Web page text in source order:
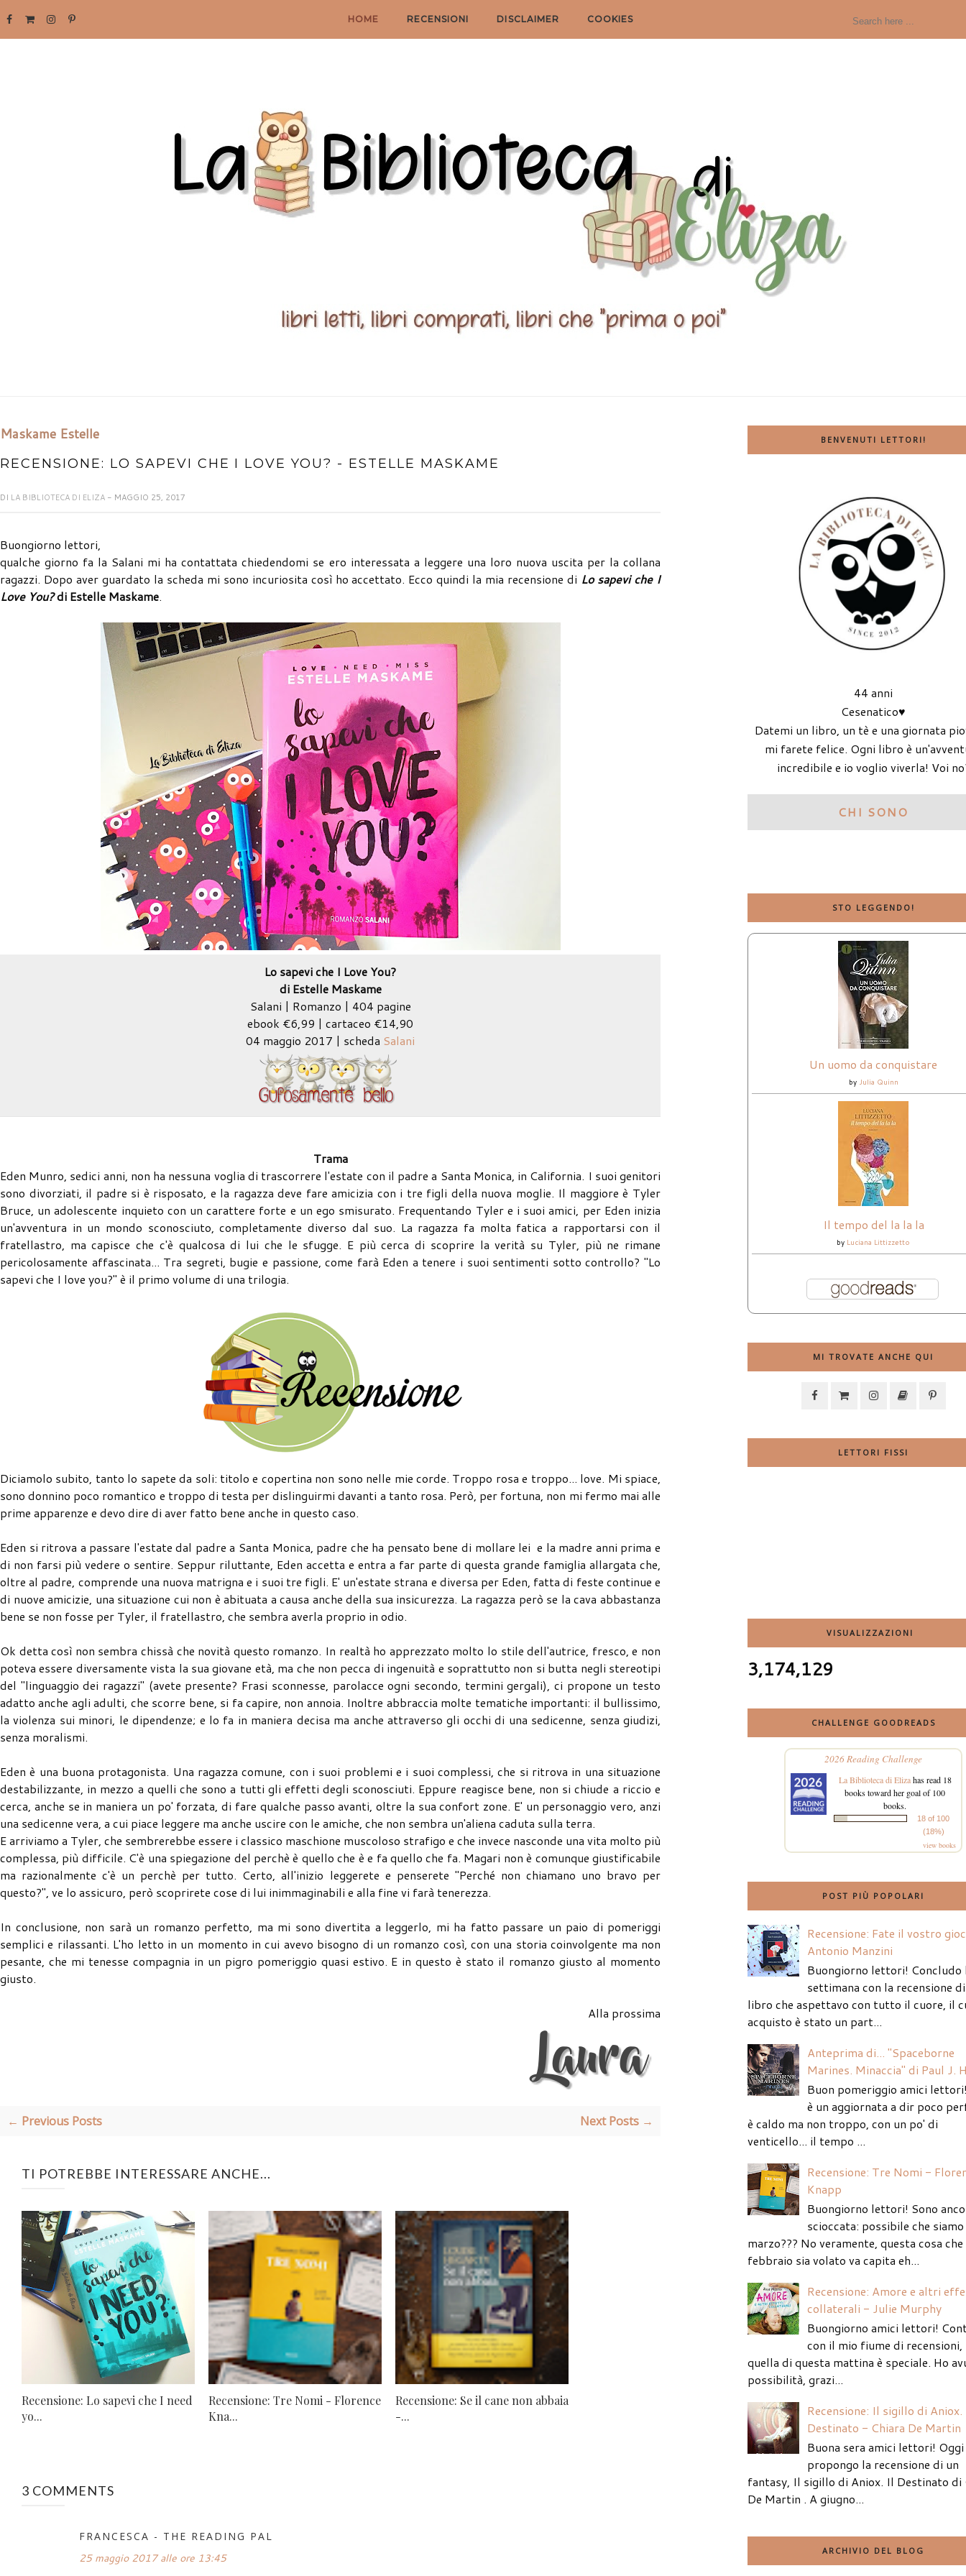
HOME RECENSIONI DISCLAIMER COOKIES
Maskame Estelle
RECENSIONE: LO SAPEVI CHE I LOVE YOU? - ESTELLE MASKAME
DI LA BIBLIOTECA DI ELIZA - MAGGIO 25, 2017
Buongiorno lettori,
qualche giorno fa la Salani mi ha contattata chiedendomi se ero interessata a leggere una loro nuova uscita per la collana
ragazzi. Dopo aver guardato la scheda mi sono incuriosita così ho accettato. Ecco quindi la mia recensione di Lo sapevi che I
Love You?di Estelle Maskame.
Lo sapevi che I Love You?
di Estelle Maskame
Salani | Romanzo | 404 pagine
ebook €6,99 | cartaceo €14,90
04 maggio 2017 | scheda Salani
Trama
Eden Munro, sedici anni, non ha nessuna voglia di trascorrere l'estate con il padre a Santa Monica, in California. I suoi genitori
sono divorziati, il padre si è risposato, e la ragazza deve fare amicizia con i tre figli della nuova moglie. Il maggiore è Tyler
Bruce, un adolescente inquieto con un carattere forte e un ego smisurato. Frequentando Tyler e i suoi amici, per Eden inizia
un'avventura in un mondo sconosciuto, completamente diverso dal suo. La ragazza fa molta fatica a rapportarsi con il
fratellastro, ma capisce che c'è qualcosa di lui che le sfugge. E più cerca di scoprire la verità su Tyler, più ne rimane
pericolosamente affascinata... Tra segreti, bugie e passione, come farà Eden a tenere i suoi sentimenti sotto controllo? "Lo
sapevi che I love you?" è il primo volume di una trilogia.
Diciamolo subito, tanto lo sapete da soli: titolo e copertina non sono nelle mie corde. Troppo rosa e troppo... love. Mi spiace,
sono donnino poco romantico e troppo di testa per dislinguirmi davanti a tanto rosa. Però, per fortuna, non mi fermo mai alle
prime apparenze e devo dire di aver fatto bene anche in questo caso.
Eden si ritrova a passare l'estate dal padre a Santa Monica, padre che ha pensato bene di mollare lei e la madre anni prima e
di non farsi più vedere o sentire. Seppur riluttante, Eden accetta e entra a far parte di questa grande famiglia allargata che,
oltre al padre, comprende una nuova matrigna e i suoi tre figli. E' un'estate strana e diversa per Eden, fatta di feste continue e
di nuove amicizie, una situazione cui non è abituata a causa anche della sua insicurezza. La ragazza però se la cava abbastanza
bene se non fosse per Tyler, il fratellastro, che sembra averla proprio in odio.
Ok detta così non sembra chissà che novità questo romanzo. In realtà ho apprezzato molto lo stile dell'autrice, fresco, e non
poteva essere diversamente vista la sua giovane età, ma che non pecca di ingenuità e soprattutto non si butta negli stereotipi
del "linguaggio dei ragazzi" (avete presente? Frasi sconnesse, parolacce ogni secondo, termini gergali), ci propone un testo
adatto anche agli adulti, che scorre bene, si fa capire, non annoia. Inoltre abbraccia molte tematiche importanti: il bullissimo,
la violenza sui minori, le dipendenze; e lo fa in maniera decisa ma anche attraverso gli occhi di una sedicenne, senza giudizi,
senza moralismi.
Eden è una buona protagonista. Una ragazza comune, con i suoi problemi e i suoi complessi, che si ritrova in una situazione
destabilizzante, in mezzo a quelli che sono a tutti gli effetti degli sconosciuti. Eppure reagisce bene, non si chiude a riccio e
cerca, anche se in maniera un po' forzata, di fare qualche passo avanti, oltre la sua confort zone. E' un personaggio vero, anzi
una sedicenne vera, a cui piace leggere ma anche uscire con le amiche, che non sembra un'aliena caduta sulla terra.
E arriviamo a Tyler, che sembrerebbe essere i classico maschione muscoloso strafigo e che invece nasconde una vita molto più
complessa, più difficile. C'è una spiegazione del perchè è quello che è e fa quello che fa. Magari non è comunque giustificabile
ma razionalmente c'è un perchè per tutto. Certo, all'inizio leggerete e penserete "Perché non chiamano uno bravo per
questo?", ve lo assicuro, però scoprirete cose di lui inimmaginabili e alla fine vi farà tenerezza.
In conclusione, non sarà un romanzo perfetto, ma mi sono divertita a leggerlo, mi ha fatto passare un paio di pomeriggi
semplici e rilassanti. L'ho letto in un momento in cui avevo bisogno di un romanzo così, con una storia coinvolgente ma non
pesante, che mi tenesse compagnia in un pigro pomeriggio quasi estivo. E in questo è stato il romanzo giusto al momento
giusto.
Alla prossima
← Previous Posts Next Posts →
TI POTREBBE INTERESSARE ANCHE...
Recensione: Lo sapevi che I need
yo...
Recensione: Tre Nomi - Florence
Kna...
Recensione: Se il cane non abbaia
-...
3 COMMENTS
FRANCESCA - THE READING PAL
25 maggio 2017 alle ore 13:45
BENVENUTI LETTORI!
44 anni
Cesenatico♥
Datemi un libro, un tè e una giornata
mi farete felice. Ogni libro è
incredibile e io voglio viverla! Voi
CHI SONO
STO LEGGENDO!
Un uomo da conquistare
by Julia Quinn
Il tempo del la la la
by Luciana Littizzetto
MI TROVATE ANCHE QUI
LETTORI FISSI
VISUALIZZAZIONI
3,174,129
CHALLENGE GOODREADS
2026 Reading Challenge
La Biblioteca di Elizahas read 18
books toward her goal of 100
books.
18 of 100
(18%)
view books
POST PIÙ POPOLARI
Recensione: Fate il vostro
Antonio Manzini
Buongiorno lettori! Concludo
settimana con la recensione
libro che aspettavo con tutto il cuore, il
acquisto è stato un part...
Anteprima di... "Spaceborne
Marines. Minaccia" di Paul J.
Buon pomeriggio amici
è un aggiornata a dir poco
è caldo ma non troppo, con un po' di
venticello... il tempo ...
Recensione: Tre Nomi -
Knapp
Buongiorno lettori! Sono
scioccata: possibile che siamo
marzo??? No veramente, questa cosa che
febbraio sia volato va capita eh...
Recensione: Amore e altri
collaterali - Julie Murphy
Buongiorno amici lettori!
con il mio fiume di recensioni,
quella di questa mattina è speciale. Ho
possibilità, grazi...
Recensione: Il sigillo di
Destinato - Chiara De Martin
Buona sera amici lettori!
propongo la recensione di un
fantasy, Il sigillo di Aniox. Il Destinato di
De Martin . A giugno...
ARCHIVIO DEL BLOG